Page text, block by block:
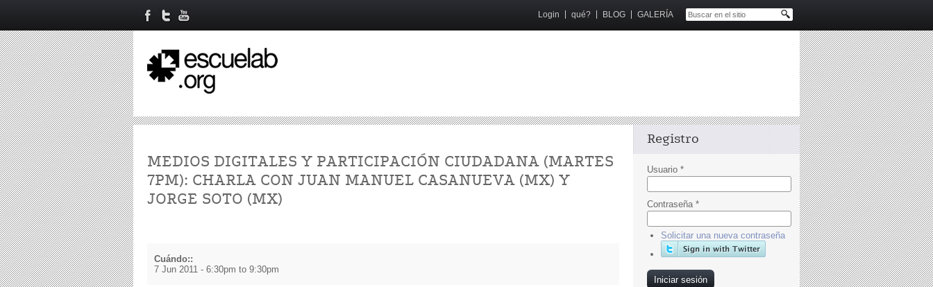
Login qué? BLOG GALERÍA
MEDIOS DIGITALES Y PARTICIPACIÓN CIUDADANA (MARTES
7PM): CHARLA CON JUAN MANUEL CASANUEVA (MX) Y
JORGE SOTO (MX)
Cuándo::
7 Jun 2011 - 6:30pm to 9:30pm
Registro
Usuario *
Contraseña *
Solicitar una nueva contraseña